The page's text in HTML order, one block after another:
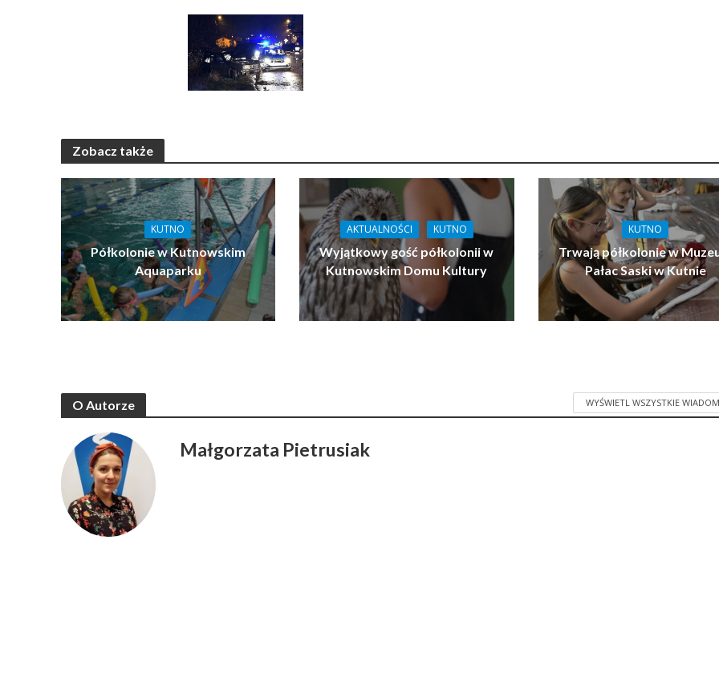
Zobacz także
KUTNO
Półkolonie w Kutnowskim
Aquaparku
AKTUALNOŚCI KUTNO
Wyjątkowy gość półkolonii w
Kutnowskim Domu Kultury
KUTNO
Trwają półkolonie w
Pałac Saski w Kutnie
O Autorze WYŚWIETL WSZYSTKIE
Małgorzata Pietrusiak